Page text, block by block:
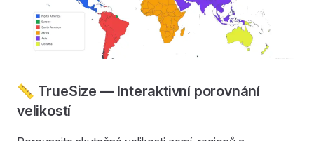
📏 TrueSize — Interaktivní porovnání
velikostí